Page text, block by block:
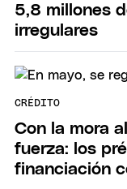
5,8 millones
irregulares
CRÉDITO
Con la mora
fuerza: los
financiación